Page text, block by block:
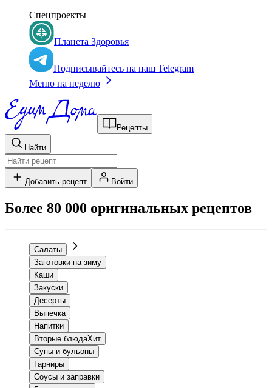
Спецпроекты
Планета Здоровья
Подписывайтесь на наш Telegram
Меню на неделю
Рецепты
Найти
Добавить рецепт Войти
Более 80 000 оригинальных рецептов
Салаты
Заготовки на зиму
Каши
Закуски
Десерты
Выпечка
Напитки
Вторые блюдаХит
Супы и бульоны
Гарниры
Соусы и заправки